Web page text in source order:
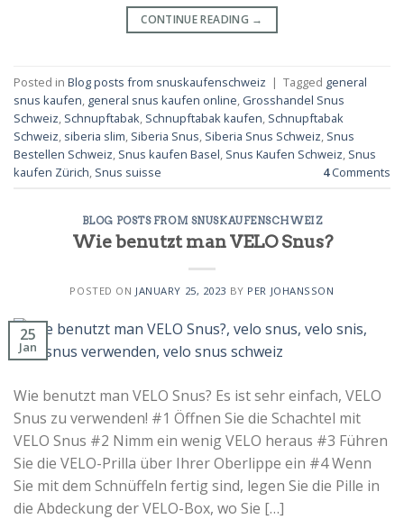
CONTINUE READING →
Posted in Blog posts from snuskaufenschweiz | Tagged general
snus kaufen, general snus kaufen online, Grosshandel Snus
Schweiz, Schnupftabak, Schnupftabak kaufen, Schnupftabak
Schweiz, siberia slim, Siberia Snus, Siberia Snus Schweiz, Snus
Bestellen Schweiz, Snus kaufen Basel, Snus Kaufen Schweiz, Snus
kaufen Zürich, Snus suisse 4Comments
BLOG POSTS FROM SNUSKAUFENSCHWEIZ
Wie benutzt man VELO Snus?
POSTED ON JANUARY 25, 2023 BY PER JOHANSSON
25
Jan
Wie benutzt man VELO Snus? Es ist sehr einfach, VELO
Snus zu verwenden! #1 Öffnen Sie die Schachtel mit
VELO Snus #2 Nimm ein wenig VELO heraus #3 Führen
Sie die VELO-Prilla über Ihrer Oberlippe ein #4 Wenn
Sie mit dem Schnüffeln fertig sind, legen Sie die Pille in
die Abdeckung der VELO-Box, wo Sie […]